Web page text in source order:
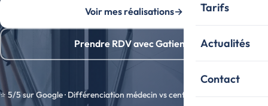
Tarifs
Actualités
Contact
Voir mes réalisations→
Prendre RDV avec Gatien
⭐ 5/5 sur Google · Différenciation médecin vs centre esthétique